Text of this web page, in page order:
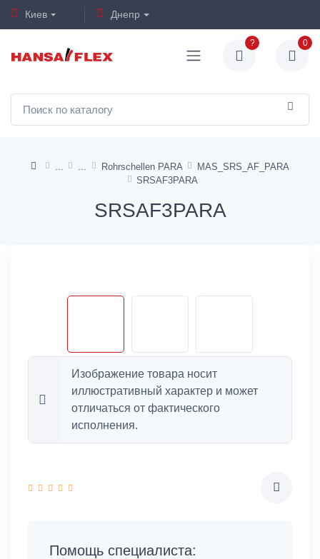
Киев Днепр
? 0
Rohrschellen PARA
MAS_SRS_AF_PARA
SRSAF3PARA
SRSAF3PARA
Изображение товара носит
иллюстративный характер и может
отличаться от фактического
исполнения.
Помощь специалиста: